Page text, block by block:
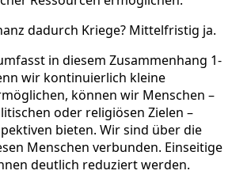
dadurch Kriege? Mittelfristig ja.
in diesem Zusammenhang 1-
wir kontinuierlich kleine
können wir Menschen –
oder religiösen Zielen –
bieten. Wir sind über die
Menschen verbunden. Einseitige
deutlich reduziert werden.